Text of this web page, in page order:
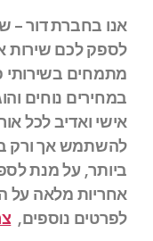
אנו בחברת דור –
מתמחים בשירותי
במחירים נוחים
אישי ואדיב לכל
להשתמש אך ורק
ביותר, על מנת
אחריות מלאה על
לפרטים נוספים,